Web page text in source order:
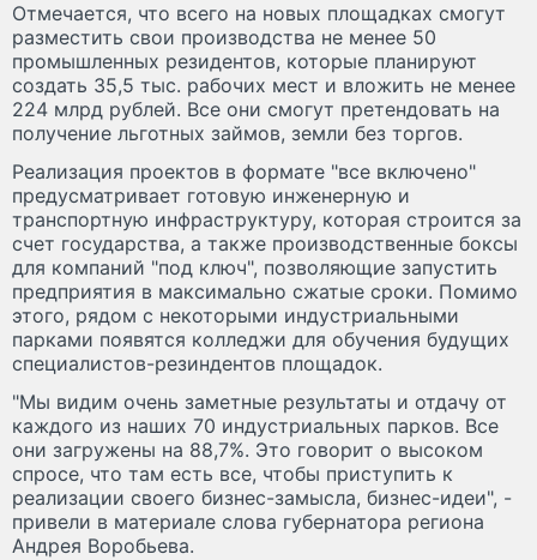
Отмечается, что всего на новых площадках смогут
разместить свои производства не менее 50
промышленных резидентов, которые планируют
создать 35,5 тыс. рабочих мест и вложить не менее
224 млрд рублей. Все они смогут претендовать на
получение льготных займов, земли без торгов.
Реализация проектов в формате "все включено"
предусматривает готовую инженерную и
транспортную инфраструктуру, которая строится за
счет государства, а также производственные боксы
для компаний "под ключ", позволяющие запустить
предприятия в максимально сжатые сроки. Помимо
этого, рядом с некоторыми индустриальными
парками появятся колледжи для обучения будущих
специалистов-резиндентов площадок.
"Мы видим очень заметные результаты и отдачу от
каждого из наших 70 индустриальных парков. Все
они загружены на 88,7%. Это говорит о высоком
спросе, что там есть все, чтобы приступить к
реализации своего бизнес-замысла, бизнес-идеи", -
привели в материале слова губернатора региона
Андрея Воробьева.